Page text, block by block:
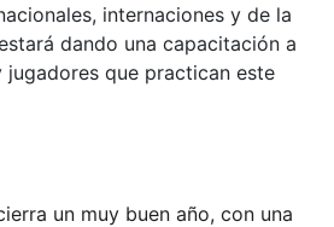
internaciones y de la
dando una capacitación a
jugadores que practican este
un muy buen año, con una